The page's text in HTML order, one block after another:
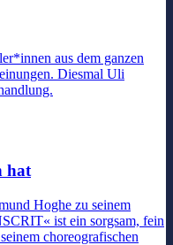
aus dem ganzen
Diesmal Uli
hat
Hoghe zu seinem
ist ein sorgsam, fein
choreografischen